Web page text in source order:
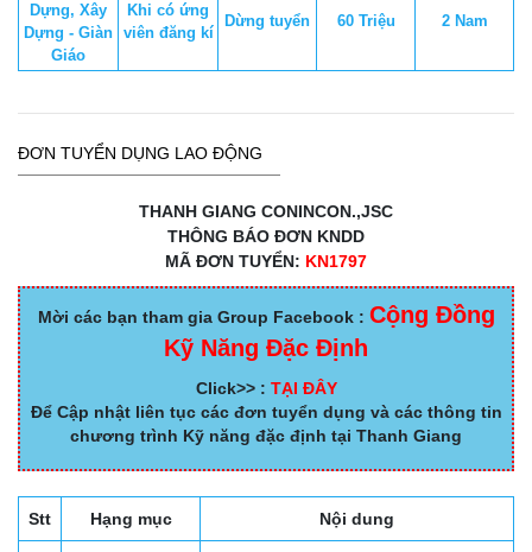
Dựng, Xây
Dựng - Giàn
Giáo
Khi có ứng
viên đăng kí
Dừng tuyển 60 Triệu 2 Nam
ĐƠN TUYỂN DỤNG LAO ĐỘNG
THANH GIANG CONINCON.,JSC
THÔNG BÁO ĐƠN KNDD
MÃ ĐƠN TUYỂN: KN1797
Mời các bạn tham gia Group Facebook : Cộng Đồng
Kỹ Năng Đặc Định
Click>> : TẠI ĐÂY
Để Cập nhật liên tục các đơn tuyển dụng và các thông tin
chương trình Kỹ năng đặc định tại Thanh Giang
Stt Hạng mục Nội dung